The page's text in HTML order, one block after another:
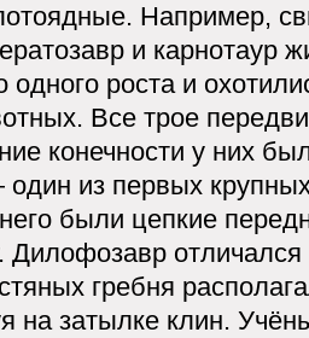
Например,
и карнотаур
роста и
Все трое
конечности у них
из первых
были цепкие
Дилофозавр
гребня
на затылке клин.